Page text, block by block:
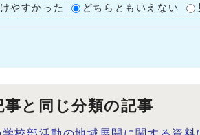
やすかった どちらともいえない
事と同じ分類の記事